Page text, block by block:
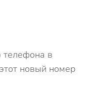
телефона в
новый номер